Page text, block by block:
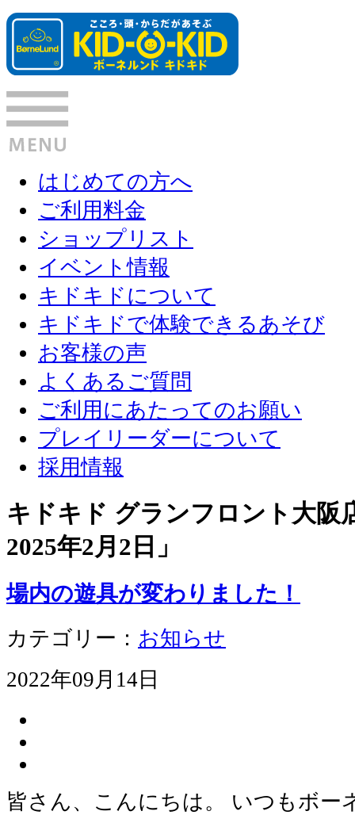
はじめての方へ
ご利用料金
ショップリスト
イベント情報
キドキドについて
キドキドで体験できるあそび
お客様の声
よくあるご質問
ご利用にあたってのお願い
プレイリーダーについて
採用情報
キドキド グランフロント大
2025年2月2日 」
場内の遊具が変わりました！
カテゴリー： お知らせ
2022年09月14日
皆さん、こんにちは。 いつもボー